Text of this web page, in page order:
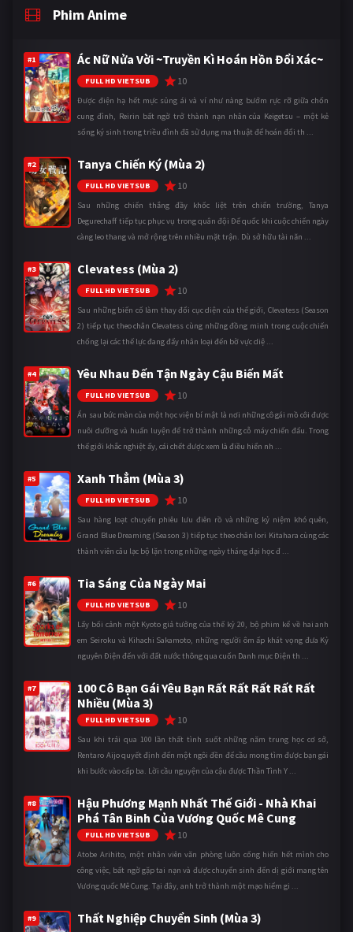
Phim Anime
#1 Ác Nữ Nửa Vời ~Truyền Kì Hoán Hồn Đổi Xác~
FULL HD VIETSUB 10
Được điện hạ hết mực sủng ái và ví như nàng bướm rực rỡ giữa chốn
cung đình, Reirin bất ngờ trở thành nạn nhân của Keigetsu – một kẻ
sống ký sinh trong triều đình đã sử dụng ma thuật để hoán đổi th ...
#2 Tanya Chiến Ký (Mùa 2)
FULL HD VIETSUB 10
Sau những chiến thắng đầy khốc liệt trên chiến trường, Tanya
Degurechaff tiếp tục phục vụ trong quân đội Đế quốc khi cuộc chiến ngày
càng leo thang và mở rộng trên nhiều mặt trận. Dù sở hữu tài năn ...
#3 Clevatess (Mùa 2)
FULL HD VIETSUB 10
Sau những biến cố làm thay đổi cục diện của thế giới, Clevatess (Season
2) tiếp tục theo chân Clevatess cùng những đồng minh trong cuộc chiến
chống lại các thế lực đang đẩy nhân loại đến bờ vực diệ ...
#4 Yêu Nhau Đến Tận Ngày Cậu Biến Mất
FULL HD VIETSUB 10
Ẩn sau bức màn của một học viện bí mật là nơi những cô gái mồ côi được
nuôi dưỡng và huấn luyện để trở thành những cỗ máy chiến đấu. Trong
thế giới khắc nghiệt ấy, cái chết được xem là điều hiển nh ...
#5 Xanh Thẳm (Mùa 3)
FULL HD VIETSUB 10
Sau hàng loạt chuyến phiêu lưu điên rồ và những kỷ niệm khó quên,
Grand Blue Dreaming (Season 3) tiếp tục theo chân Iori Kitahara cùng các
thành viên câu lạc bộ lặn trong những ngày tháng đại học đ ...
#6 Tia Sáng Của Ngày Mai
FULL HD VIETSUB 10
Lấy bối cảnh một Kyoto giả tưởng của thế kỷ 20, bộ phim kể về hai anh
em Seiroku và Kihachi Sakamoto, những người ôm ấp khát vọng đưa Kỷ
nguyên Điện đến với đất nước thông qua cuốn Danh mục Điện th ...
#7
100 Cô Bạn Gái Yêu Bạn Rất Rất Rất Rất Rất
Nhiều (Mùa 3)
FULL HD VIETSUB 10
Sau khi trải qua 100 lần thất tình suốt những năm trung học cơ sở,
Rentaro Aijo quyết định đến một ngôi đền để cầu mong tìm được bạn gái
khi bước vào cấp ba. Lời cầu nguyện của cậu được Thần Tình Y ...
#8
Hậu Phương Mạnh Nhất Thế Giới - Nhà Khai
Phá Tân Binh Của Vương Quốc Mê Cung
FULL HD VIETSUB 10
Atobe Arihito, một nhân viên văn phòng luôn cống hiến hết mình cho
công việc, bất ngờ gặp tai nạn và được chuyển sinh đến dị giới mang tên
Vương quốc Mê Cung. Tại đây, anh trở thành một mạo hiểm gi ...
#9 Thất Nghiệp Chuyển Sinh (Mùa 3)